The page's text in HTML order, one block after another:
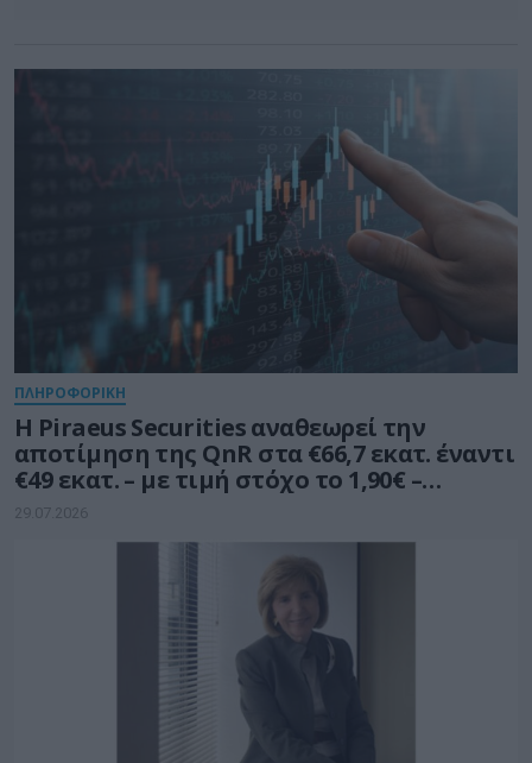
ΠΛΗΡΟΦΟΡΙΚΗ
Η Piraeus Securities αναθεωρεί την
αποτίμηση της QnR στα €66,7 εκατ. έναντι
€49 εκατ. – με τιμή στόχο το 1,90€ –
διατηρεί σύσταση «Outperform»
29.07.2026